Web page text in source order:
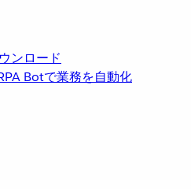
ンロード
Botで業務を自動化